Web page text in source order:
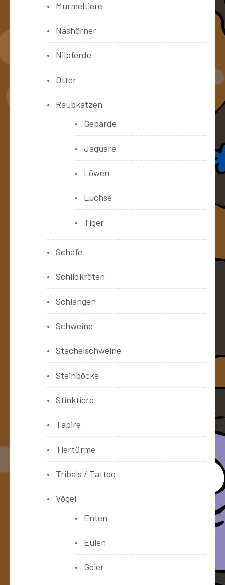
Murmeltiere
Nashörner
Nilpferde
Otter
Raubkatzen
Geparde
Jaguare
Löwen
Luchse
Tiger
Schafe
Schildkröten
Schlangen
Schweine
Stachelschweine
Steinböcke
Stinktiere
Tapire
Tiertürme
Tribals / Tattoo
Vögel
Enten
Eulen
Geier